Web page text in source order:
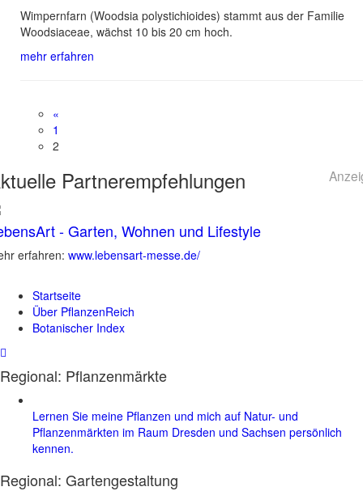
Wimpernfarn (Woodsia polystichioides) stammt aus der Familie
Woodsiaceae, wächst 10 bis 20 cm hoch.
mehr erfahren
«
1
2
Partnerempfehlungen
- Garten, Wohnen und Lifestyle
erfahren: www.lebensart-messe.de/
Startseite
Über PflanzenReich
Botanischer Index
Regional: Pflanzenmärkte
Lernen Sie meine Pflanzen und mich auf Natur- und
Pflanzenmärkten im Raum Dresden und Sachsen persönlich
kennen.
Regional: Gartengestaltung